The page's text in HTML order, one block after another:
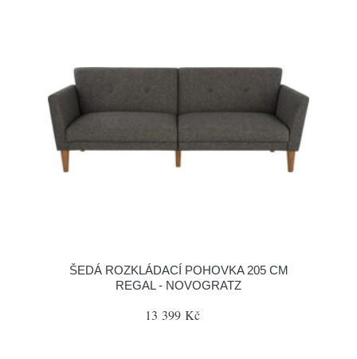
ŠEDÁ ROZKLÁDACÍ POHOVKA 205 CM
REGAL - NOVOGRATZ
13 399 Kč